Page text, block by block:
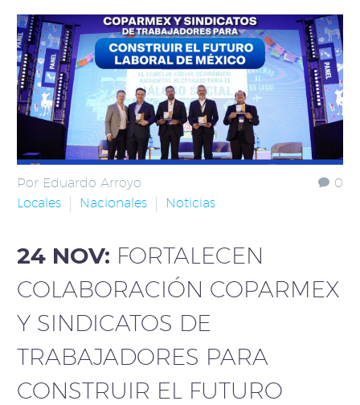
0
Por Eduardo Arroyo
Locales
Nacionales Noticias
24 NOV: FORTALECEN
COLABORACIÓN COPARMEX
Y SINDICATOS DE
TRABAJADORES PARA
CONSTRUIR EL FUTURO